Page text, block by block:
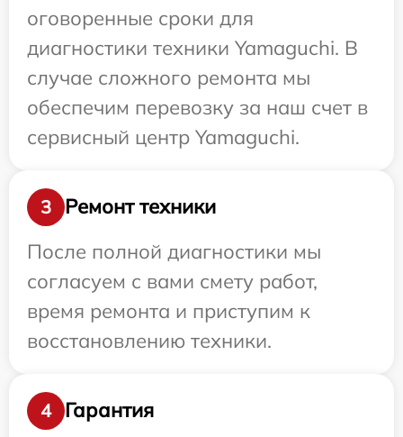
оговоренные сроки для
диагностики техники Yamaguchi. В
случае сложного ремонта мы
обеспечим перевозку за наш счет в
сервисный центр Yamaguchi.
3
Ремонт техники
После полной диагностики мы
согласуем с вами смету работ,
время ремонта и приступим к
восстановлению техники.
4
Гарантия